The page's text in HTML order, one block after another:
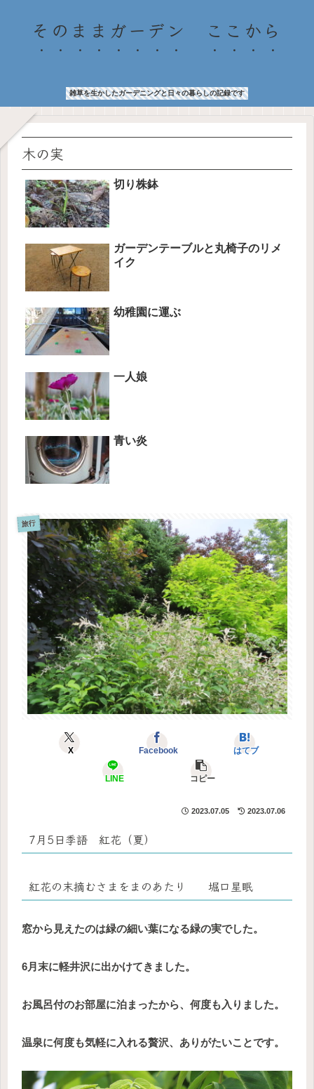
そのままガーデン ここから
雑草を生かしたガーデニングと日々の暮らしの記録です
木の実
切り株鉢
ガーデンテーブルと丸椅子のリメ
イク
幼稚園に運ぶ
一人娘
青い炎
旅行
X Facebook はてブ
LINE コピー
2023.07.05 2023.07.06
7月5日季語 紅花（夏）
紅花の末摘むさまをまのあたり 堀口星眠
窓から見えたのは緑の細い葉になる緑の実でした。
6月末に軽井沢に出かけてきました。
お風呂付のお部屋に泊まったから、何度も入りました。
温泉に何度も気軽に入れる贅沢、ありがたいことです。